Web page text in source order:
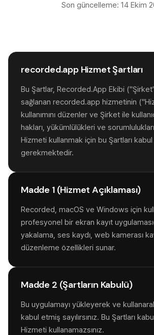
Son güncelleme: 14 Ekim
recorded.app Hizmet Şartları
Bu Şartlar, Recorded.App Ekibi
sağlanan recorded.app hizmetinin
kullanımını düzenler ve Şirket ile
hakları, yükümlülükleri ve
Hizmeti kullanmak için bu Şartları
gerekmektedir.
Madde 1 (Hizmet Açıklaması)
Recorded, macOS ve Windows için
profesyonel bir ekran kayıt
yakalama, ses kaydı, web kamerası
düzenleme özellikleri sunar.
Madde 2 (Şartların Kabulü)
Bu uygulamayı yükleyerek ve
kabul etmiş sayılırsınız. Bu Şartları
Hizmeti kullanamazsınız.